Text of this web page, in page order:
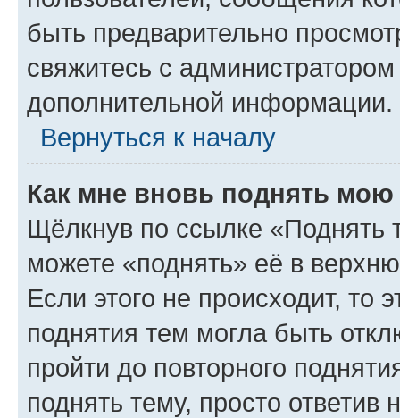
быть предварительно
свяжитесь с
дополнительной информации.
Вернуться к началу
Как мне вновь поднять мою
Щёлкнув по ссылке «Поднять
можете «поднять» её в
Если этого не происходит, то
поднятия тем могла быть
пройти до повторного
поднять тему, просто ответив